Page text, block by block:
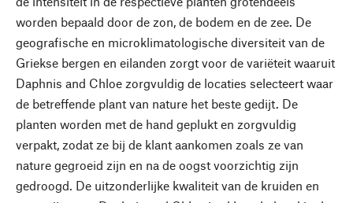
worden bepaald door de zon, de bodem en de zee. De
geografische en microklimatologische diversiteit van de
Griekse bergen en eilanden zorgt voor de variëteit waaruit
Daphnis and Chloe zorgvuldig de locaties selecteert waar
de betreffende plant van nature het beste gedijt. De
planten worden met de hand geplukt en zorgvuldig
verpakt, zodat ze bij de klant aankomen zoals ze van
nature gegroeid zijn en na de oogst voorzichtig zijn
gedroogd. De uitzonderlijke kwaliteit van de kruiden en